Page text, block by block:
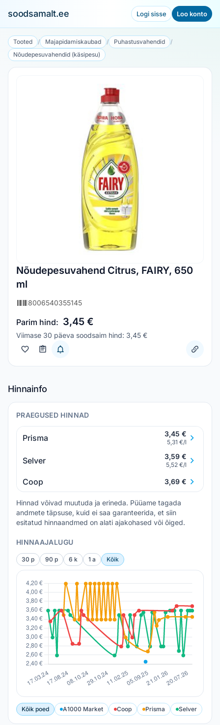
soodsamalt.ee Logi sisse Loo konto
Tooted / Majapidamiskaubad / Puhastusvahendid
/
Nõudepesuvahendid (käsipesu)
Nõudepesuvahend Citrus, FAIRY, 650
ml
8006540355145
Parim hind: 3,45 €
Viimase 30 päeva soodsaim hind: 3,45 €
Hinnainfo
PRAEGUSED HINNAD
Prisma 3,45 €
5,31 €/l
Selver 3,59 €
5,52 €/l
Coop 3,69 €
Hinnad võivad muutuda ja erineda. Püüame tagada
andmete täpsuse, kuid ei saa garanteerida, et siin
esitatud hinnaandmed on alati ajakohased või õiged.
HINNAAJALUGU
30 p 90 p 6 k 1 a Kõik
Kõik poed A1000 Market Coop Prisma Selver